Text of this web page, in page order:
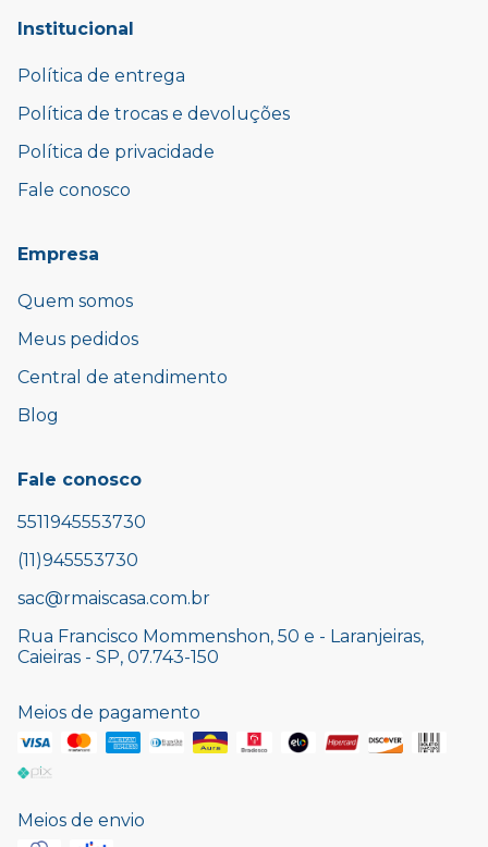
Institucional
Política de entrega
Política de trocas e devoluções
Política de privacidade
Fale conosco
Empresa
Quem somos
Meus pedidos
Central de atendimento
Blog
Fale conosco
5511945553730
(11)945553730
sac@rmaiscasa.com.br
Rua Francisco Mommenshon, 50 e - Laranjeiras,
Caieiras - SP, 07.743-150
Meios de pagamento
Meios de envio